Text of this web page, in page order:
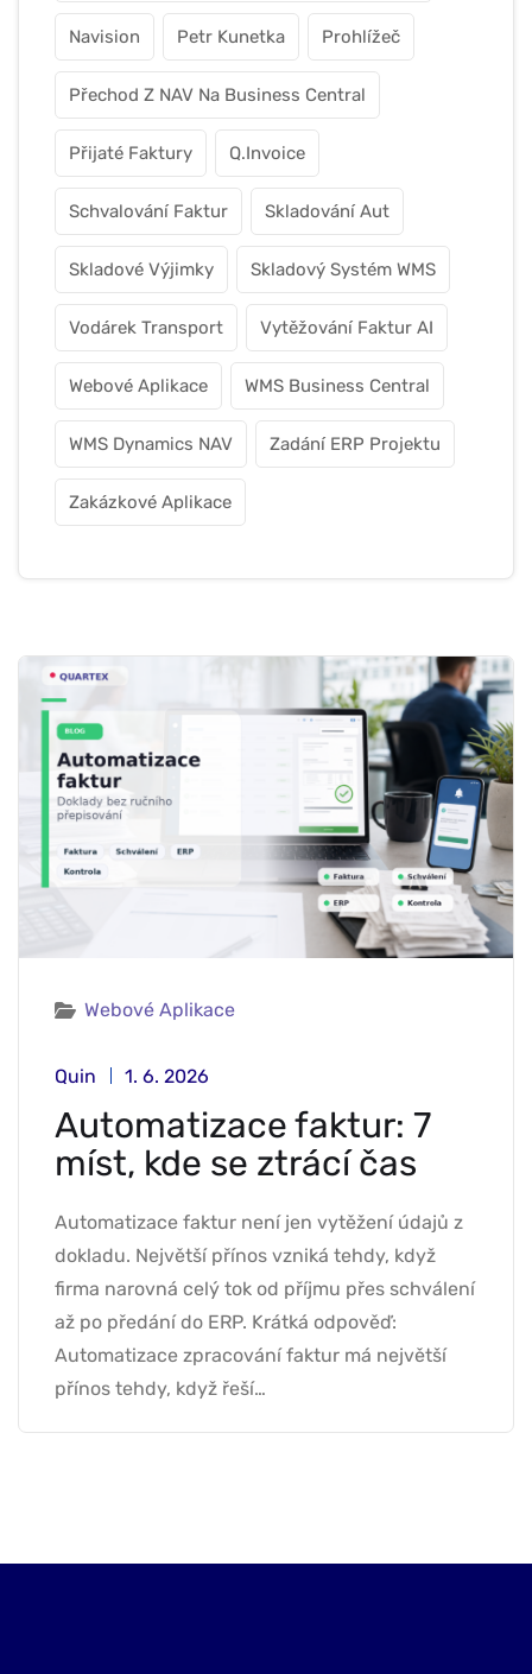
Webové Aplikace
Quin 1. 6. 2026
Automatizace faktur: 7
míst, kde se ztrácí čas
Automatizace faktur není jen vytěžení údajů z
dokladu. Největší přínos vzniká tehdy, když
firma narovná celý tok od příjmu přes schválení
až po předání do ERP. Krátká odpověď:
Automatizace zpracování faktur má největší
přínos tehdy, když řeší…
Navision Petr Kunetka Prohlížeč
Přechod Z NAV Na Business Central
Přijaté Faktury Q.Invoice
Schvalování Faktur Skladování Aut
Skladové Výjimky Skladový Systém WMS
Vodárek Transport Vytěžování Faktur AI
Webové Aplikace WMS Business Central
WMS Dynamics NAV Zadání ERP Projektu
Zakázkové Aplikace